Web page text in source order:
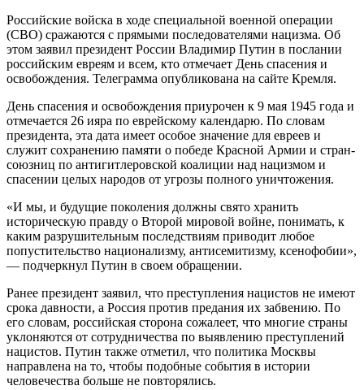
Российские войска в ходе специальной военной операции
(СВО) сражаются с прямыми последователями нацизма. Об
этом заявил президент России Владимир Путин в послании
российским евреям и всем, кто отмечает День спасения и
освобождения. Телеграмма опубликована на сайте Кремля.
День спасения и освобождения приурочен к 9 мая 1945 года и
отмечается 26 ияра по еврейскому календарю. По словам
президента, эта дата имеет особое значение для евреев и
служит сохранению памяти о победе Красной Армии и стран-
союзниц по антигитлеровской коалиции над нацизмом и
спасении целых народов от угрозы полного уничтожения.
«И мы, и будущие поколения должны свято хранить
историческую правду о Второй мировой войне, понимать, к
каким разрушительным последствиям приводит любое
попустительство национализму, антисемитизму, ксенофобии»,
— подчеркнул Путин в своем обращении.
Ранее президент заявил, что преступления нацистов не имеют
срока давности, а Россия против предания их забвению. По
его словам, российская сторона сожалеет, что многие страны
уклоняются от сотрудничества по выявлению преступлений
нацистов. Путин также отметил, что политика Москвы
направлена на то, чтобы подобные события в истории
человечества больше не повторялись.